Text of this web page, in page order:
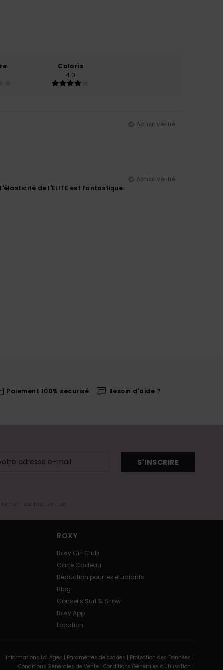
Coloris
4.0
Achat vérifié
Achat vérifié
de l'ELITE est fantastique.
Paiement 100% sécurisé Besoin d'aide ?
S'INSCRIRE
de bienvenue
ROXY
Roxy Girl Club
Carte Cadeau
Réduction pour les étudiants
Blog
Conseils Surf & Snow
Roxy App
Location
Informations Loi Agec | Paramètres de cookies | Protection des Données |
Conditions Générales de Vente | Conditions Générales d'Utilisation |